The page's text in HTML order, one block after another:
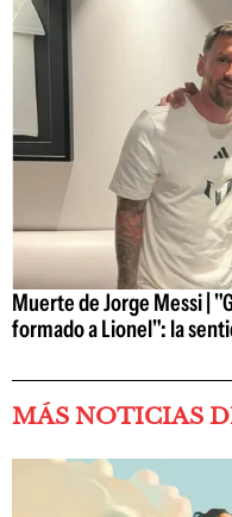
Muerte de Jorge Messi |
formado a Lionel": la
MÁS NOTICIAS